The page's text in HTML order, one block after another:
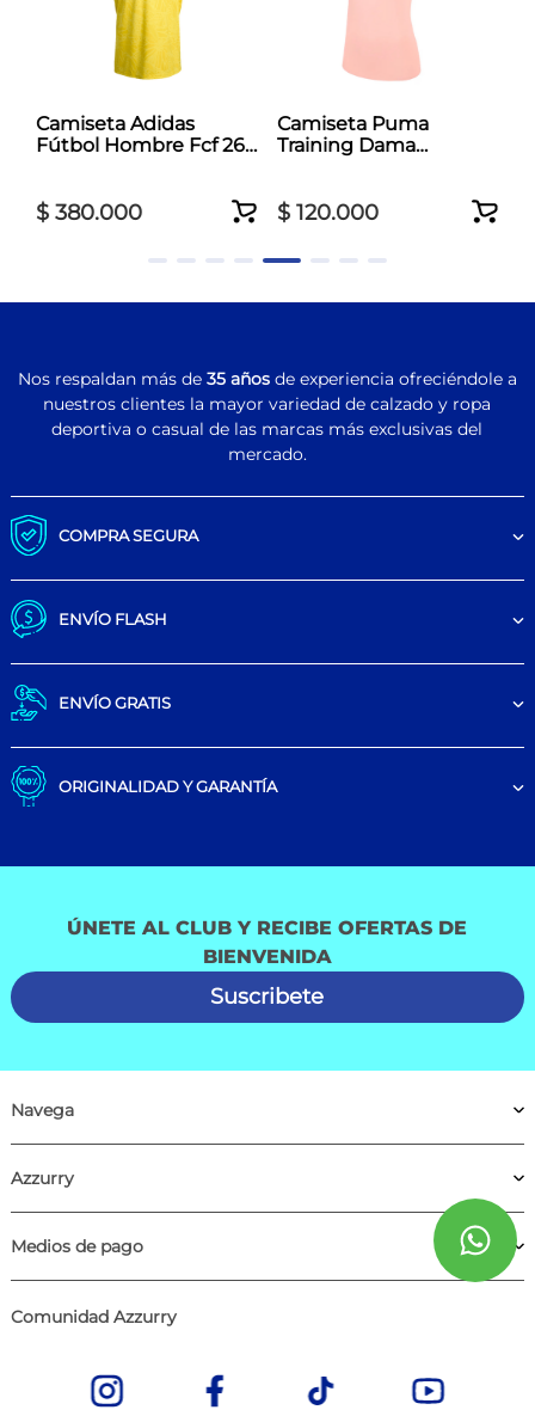
Camiseta Adidas
Fútbol Hombre Fcf 26
$ 380.000
Camiseta Puma
Training Dama
$ 120.000
Nos respaldan más de 35 añosde experiencia ofreciéndole a
nuestros clientes la mayor variedad de calzado y ropa
deportiva o casual de las marcas más exclusivas del
mercado.
COMPRA SEGURA
ENVÍO FLASH
ENVÍO GRATIS
ORIGINALIDAD Y GARANTÍA
ÚNETE AL CLUB Y RECIBE OFERTAS DE
BIENVENIDA
Suscribete
Navega
Azzurry
Medios de pago
Comunidad Azzurry